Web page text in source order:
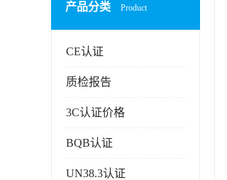
产品分类 Product
CE认证
质检报告
3C认证价格
BQB认证
UN38.3认证